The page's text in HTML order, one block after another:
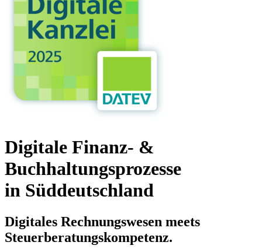
Digitale Finanz- &
Buchhaltungsprozesse
in Süddeutschland
Digitales Rechnungswesen meets
Steuerberatungskompetenz.